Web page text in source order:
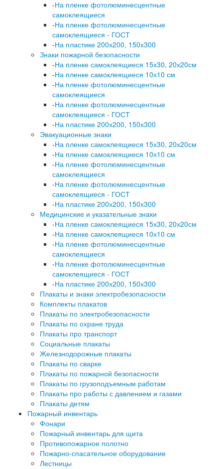
-На пленке фотолюминесцентные
самоклеящиеся
-На пленке фотолюминесцентные
самоклеящиеся - ГОСТ
-На пластике 200х200, 150х300
Знаки пожарной безопасности
-На пленке самоклеящиеся 15х30, 20х20см
-На пленке самоклеящиеся 10х10 см
-На пленке фотолюминесцентные
самоклеящиеся
-На пленке фотолюминесцентные
самоклеящиеся - ГОСТ
-На пластике 200х200, 150х300
Эвакуационные знаки
-На пленке самоклеящиеся 15х30, 20х20см
-На пленке самоклеящиеся 10х10 см
-На пленке фотолюминесцентные
самоклеящиеся
-На пленке фотолюминесцентные
самоклеящиеся - ГОСТ
-На пластике 200х200, 150х300
Медицинские и указательные знаки
-На пленке самоклеящиеся 15х30, 20х20см
-На пленке самоклеящиеся 10х10 см
-На пленке фотолюминесцентные
самоклеящиеся
-На пленке фотолюминесцентные
самоклеящиеся - ГОСТ
-На пластике 200х200, 150х300
Плакаты и знаки электробезопасности
Комплекты плакатов
Плакаты по электробезопасности
Плакаты по охране труда
Плакаты про транспорт
Социальные плакаты
Железнодорожные плакаты
Плакаты по сварке
Плакаты по пожарной безопасности
Плакаты по грузоподъемным работам
Плакаты про работы с давлением и газами
Плакаты детям
Пожарный инвентарь
Фонари
Пожарный инвентарь для щита
Противопожарное полотно
Пожарно-спасательное оборудование
Лестницы